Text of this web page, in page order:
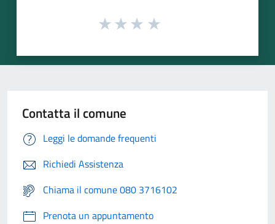
Contatta il comune
Leggi le domande frequenti
Richiedi Assistenza
Chiama il comune 080 3716102
Prenota un appuntamento